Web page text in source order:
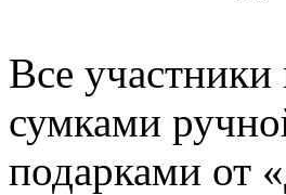
Все
сумками
подарками от